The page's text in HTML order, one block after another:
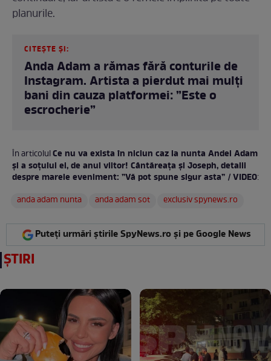
planurile.
CITEȘTE ȘI:
Anda Adam a rămas fără conturile de
Instagram. Artista a pierdut mai mulți
bani din cauza platformei: ”Este o
escrocherie”
În articolulCe nu va exista în niciun caz la nunta Andei Adam
și a soțului ei, de anul viitor! Cântăreața și Joseph, detalii
despre marele eveniment: ”Vă pot spune sigur asta” / VIDEO:
anda adam nunta
anda adam sot exclusiv spynews.ro
Puteți urmări știrile SpyNews.ro și pe Google News
ȘTIRI